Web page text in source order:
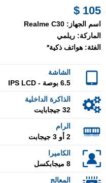
105 $
اسم الجهاز: Realme C30
الماركة: ريلمي
الفئة: هواتف ذكية*
الشاشة
6.5 بوصة - IPS LCD
الذاكرة الداخلية
32 جيجابايت
الرام
2 أو 3 جيجابت
الكاميرا
8 ميجابكسل
المعالج